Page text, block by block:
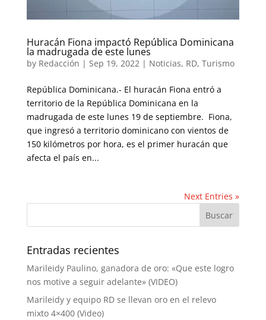
Huracán Fiona impactó República Dominicana
la madrugada de este lunes
by Redacción | Sep 19, 2022| Noticias, RD, Turismo
República Dominicana.- El huracán Fiona entró a
territorio de la República Dominicana en la
madrugada de este lunes 19 de septiembre. Fiona,
que ingresó a territorio dominicano con vientos de
150 kilómetros por hora, es el primer huracán que
afecta el país en...
Next Entries »
Entradas recientes
Marileidy Paulino, ganadora de oro: «Que este logro
nos motive a seguir adelante» (VIDEO)
Marileidy y equipo RD se llevan oro en el relevo
mixto 4×400 (Video)